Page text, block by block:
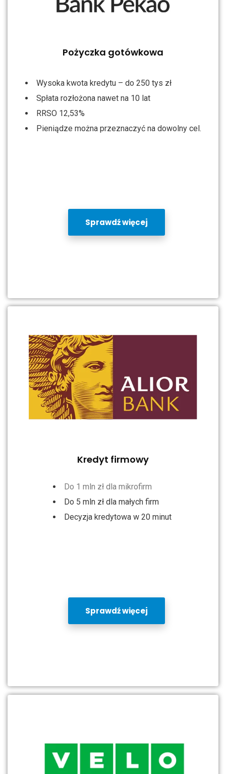
Pożyczka gotówkowa
Wysoka kwota kredytu – do 250 tys zł
Spłata rozłożona nawet na 10 lat
RRSO 12,53%
Pieniądze można przeznaczyć na dowolny cel.
Sprawdź więcej
Kredyt firmowy
Do 1 mln zł dla mikrofirm
Do 5 mln zł dla małych firm
Decyzja kredytowa w 20 minut
Sprawdź więcej